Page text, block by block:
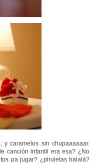
y caramelos sin chupaaaaaar.
canción infantil era esa? ¿No
pa jugar? ¿piruletas tralalá?